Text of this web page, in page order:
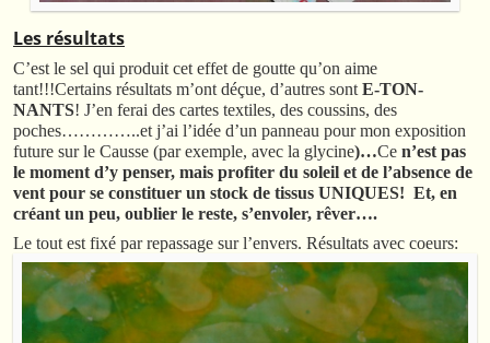
Les résultats
C’est le sel qui produit cet effet de goutte qu’on aime
tant!!!Certains résultats m’ont déçue, d’autres sont E-TON-
NANTS! J’en ferai des cartes textiles, des coussins, des
poches…………..et j’ai l’idée d’un panneau pour mon exposition
future sur le Causse (par exemple, avec la glycine)…Ce n’est pas
le moment d’y penser, mais profiter du soleil et de l’absence de
vent pour se constituer un stock de tissus UNIQUES! Et, en
créant un peu, oublier le reste, s’envoler, rêver….
Le tout est fixé par repassage sur l’envers. Résultats avec coeurs: